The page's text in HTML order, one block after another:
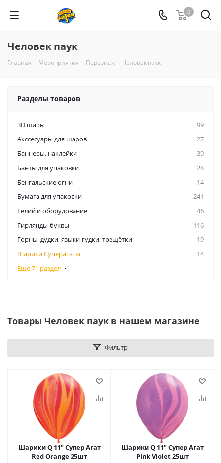
0
Человек паук
Главная - Мероприятия - Персонаж - Человек паук
Разделы товаров
3D шары
99
Акссесуары для шаров
27
Баннеры, наклейки
39
Банты для упаковки
28
Бенгальские огни
14
Бумага для упаковки
241
Гелий и оборудование
46
Гирлянды-буквы
116
Горны, дудки, языки-гудки, трещётки
19
Шарики Суперагаты
14
Ещё 71 раздел
Товары Человек паук в нашем магазине
Фильтр
Шарики Q 11" Супер Агат
Red Orange 25шт
Шарики Q 11" Супер Агат
Pink Violet 25шт